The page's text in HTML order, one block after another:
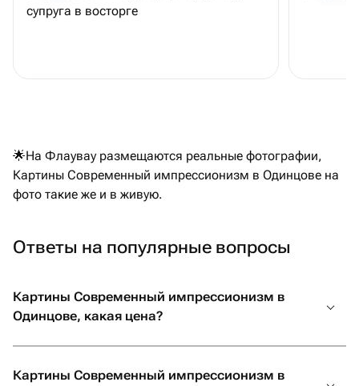
супруга в восторге
🌟На Флаувау размещаются реальные фотографии,
Картины Современный импрессионизм в Одинцове на
фото такие же и в живую.
Ответы на популярные вопросы
Картины Современный импрессионизм в
Одинцове, какая цена?
Картины Современный импрессионизм в